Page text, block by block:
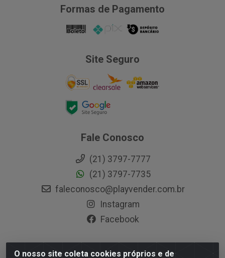
O nosso site coleta cookies próprios e de
Formas de Pagamento
Site Seguro
Fale Conosco
(21) 3797-7777
(21) 3797-7735
faleconosco@playvender.com.br
Instagram
Facebook